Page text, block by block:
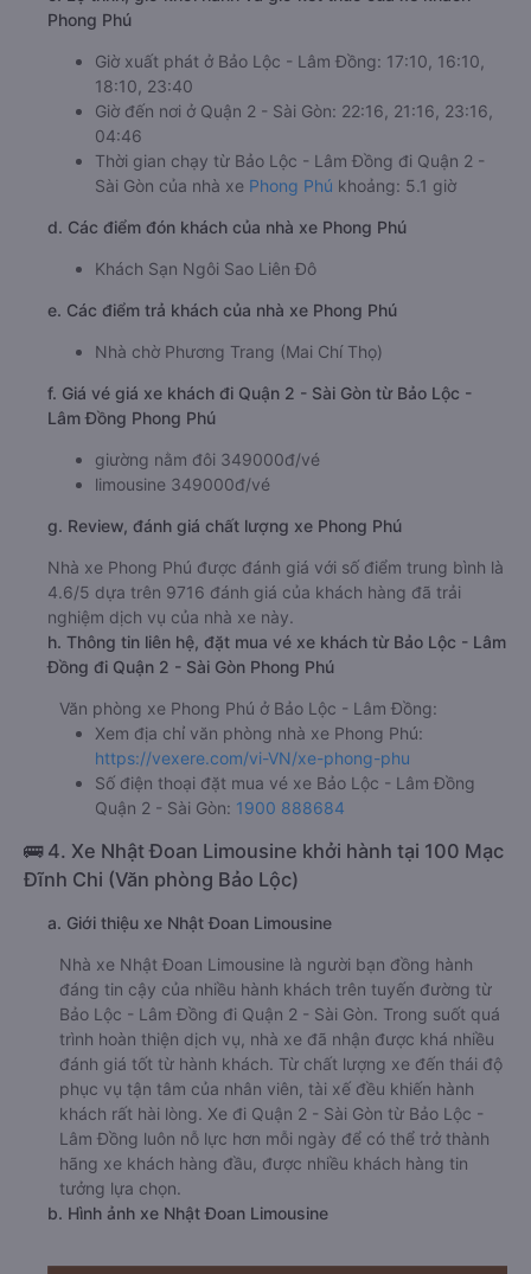
Phong Phú
Giờ xuất phát ở Bảo Lộc - Lâm Đồng: 17:10, 16:10,
18:10, 23:40
Giờ đến nơi ở Quận 2 - Sài Gòn: 22:16, 21:16, 23:16,
04:46
Thời gian chạy từ Bảo Lộc - Lâm Đồng đi Quận 2 -
Sài Gòn của nhà xe Phong Phú khoảng: 5.1 giờ
d. Các điểm đón khách của nhà xe Phong Phú
Khách Sạn Ngôi Sao Liên Đô
e. Các điểm trả khách của nhà xe Phong Phú
Nhà chờ Phương Trang (Mai Chí Thọ)
f. Giá vé giá xe khách đi Quận 2 - Sài Gòn từ Bảo Lộc -
Lâm Đồng Phong Phú
giường nằm đôi 349000đ/vé
limousine 349000đ/vé
g. Review, đánh giá chất lượng xe Phong Phú
Nhà xe Phong Phú được đánh giá với số điểm trung bình là
4.6/5 dựa trên 9716 đánh giá của khách hàng đã trải
nghiệm dịch vụ của nhà xe này.
h. Thông tin liên hệ, đặt mua vé xe khách từ Bảo Lộc - Lâm
Đồng đi Quận 2 - Sài Gòn Phong Phú
Văn phòng xe Phong Phú ở Bảo Lộc - Lâm Đồng:
Xem địa chỉ văn phòng nhà xe Phong Phú:
https://vexere.com/vi-VN/xe-phong-phu
Số điện thoại đặt mua vé xe Bảo Lộc - Lâm Đồng
Quận 2 - Sài Gòn: 1900 888684
🚌 4. Xe Nhật Đoan Limousine khởi hành tại 100 Mạc
Đĩnh Chi (Văn phòng Bảo Lộc)
a. Giới thiệu xe Nhật Đoan Limousine
Nhà xe Nhật Đoan Limousine là người bạn đồng hành
đáng tin cậy của nhiều hành khách trên tuyến đường từ
Bảo Lộc - Lâm Đồng đi Quận 2 - Sài Gòn. Trong suốt quá
trình hoàn thiện dịch vụ, nhà xe đã nhận được khá nhiều
đánh giá tốt từ hành khách. Từ chất lượng xe đến thái độ
phục vụ tận tâm của nhân viên, tài xế đều khiến hành
khách rất hài lòng. Xe đi Quận 2 - Sài Gòn từ Bảo Lộc -
Lâm Đồng luôn nỗ lực hơn mỗi ngày để có thể trở thành
hãng xe khách hàng đầu, được nhiều khách hàng tin
tưởng lựa chọn.
b. Hình ảnh xe Nhật Đoan Limousine